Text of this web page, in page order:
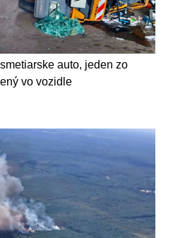
auto, jeden zo
vo vozidle